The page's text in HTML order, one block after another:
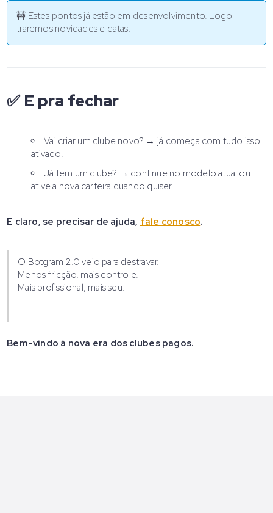
🚧 Estes pontos já estão em desenvolvimento. Logo
traremos novidades e datas.
✅ E pra fechar
Vai criar um clube novo? → já começa com tudo isso
ativado.
Já tem um clube? → continue no modelo atual ou
ative a nova carteira quando quiser.
E claro, se precisar de ajuda, fale conosco.
O Botgram 2.0 veio para destravar.
Menos fricção, mais controle.
Mais profissional, mais seu.
Bem-vindo à nova era dos clubes pagos.